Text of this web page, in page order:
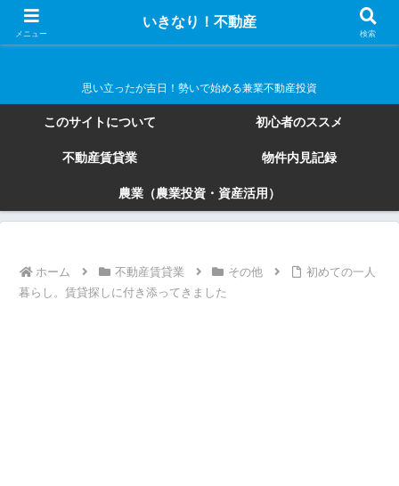
いきなり！不動産
思い立ったが吉日！勢いで始める兼業不動産投資
このサイトについて 初心者のススメ
不動産賃貸業 物件内見記録
農業（農業投資・資産活用）
ホーム 不動産賃貸業 その他
初めての一人
暮らし。賃貸探しに付き添ってきました
メニュー
いきなり！不動産
検索